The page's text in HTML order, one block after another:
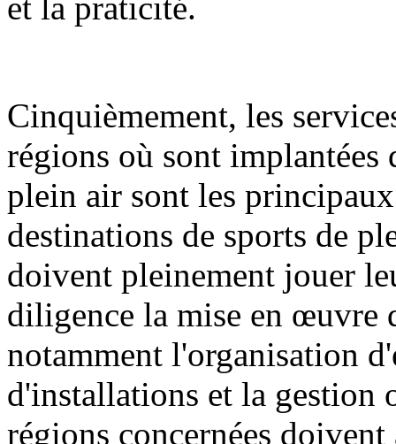
Cinquièmement, les
régions où sont implantées
plein air sont les
destinations de sports de
doivent pleinement jouer
diligence la mise en œuvre
notamment l'organisation
d'installations et la gestion
régions concernées